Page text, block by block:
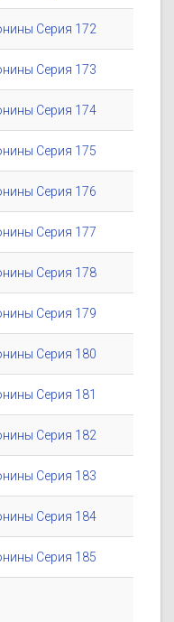
Серия 172
Серия 173
Серия 174
Серия 175
Серия 176
Серия 177
Серия 178
Серия 179
Серия 180
Серия 181
Серия 182
Серия 183
Серия 184
Серия 185